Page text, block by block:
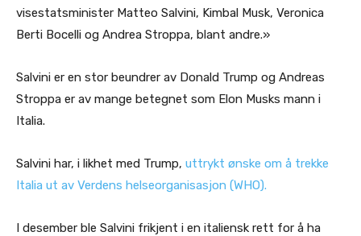
visestatsminister Matteo Salvini, Kimbal Musk, Veronica
Berti Bocelli og Andrea Stroppa, blant andre.»
Salvini er en stor beundrer av Donald Trump og Andreas
Stroppa er av mange betegnet som Elon Musks mann i
Italia.
Salvini har, i likhet med Trump, uttrykt ønske om å trekke
Italia ut av Verdens helseorganisasjon (WHO).
I desember ble Salvini frikjent i en italiensk rett for å ha